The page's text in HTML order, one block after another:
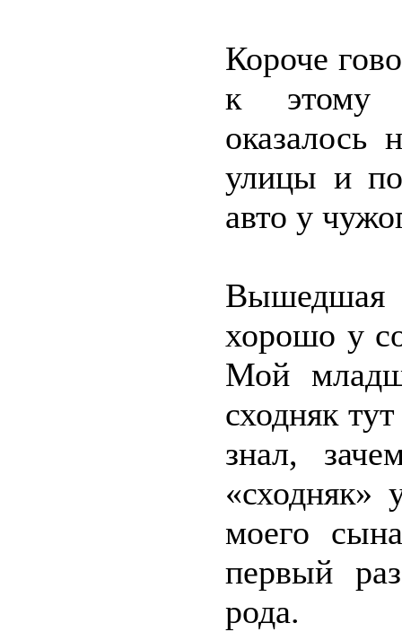
Короче
к этому
оказалось
улицы и
авто у
хорошо у
Мой
сходняк
знал,
моего
первый
рода.